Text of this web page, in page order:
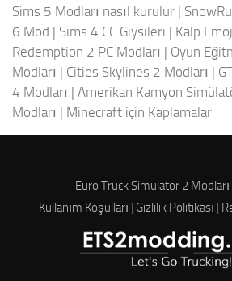
Sims 5 Modları nasıl kurulur |
6 Mod | Sims 4 CC Giysileri | Kalp
Redemption 2 PC Modları | Oyun
Modları | Cities Skylines 2 Modları |
4 Modları | Amerikan Kamyon
Modları | Minecraft için Kaplamalar
Euro Truck Simulator 2 Modları
Kullanım Koşulları | Gizlilik Politikası |